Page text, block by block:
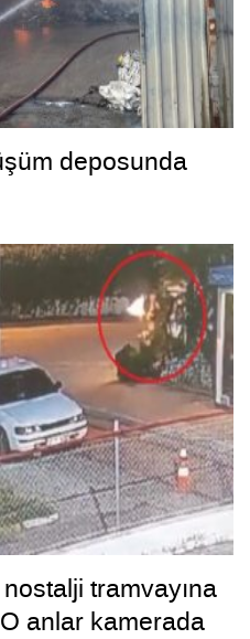
deposunda
tramvayına
O anlar kamerada